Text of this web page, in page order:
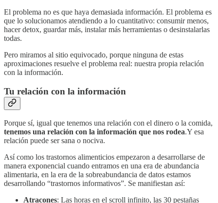
El problema no es que haya demasiada información. El problema es
que lo solucionamos atendiendo a lo cuantitativo: consumir menos,
hacer detox, guardar más, instalar más herramientas o desinstalarlas
todas.
Pero miramos al sitio equivocado, porque ninguna de estas
aproximaciones resuelve el problema real: nuestra propia relación
con la información.
Tu relación con la información
Porque sí, igual que tenemos una relación con el dinero o la comida,
tenemos una relación con la información que nos rodea.Y esa
relación puede ser sana o nociva.
Así como los trastornos alimenticios empezaron a desarrollarse de
manera exponencial cuando entramos en una era de abundancia
alimentaria, en la era de la sobreabundancia de datos estamos
desarrollando “trastornos informativos”. Se manifiestan así:
Atracones: Las horas en el scroll infinito, las 30 pestañas